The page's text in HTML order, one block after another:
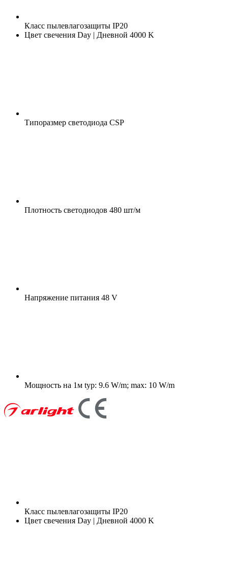
Класс пылевлагозащиты IP20
Цвет свечения Day | Дневной 4000 K
Типоразмер светодиода CSP
Плотность светодиодов 480 шт/м
Напряжение питания 48 V
Мощность на 1м typ: 9.6 W/m; max: 10 W/m
Класс пылевлагозащиты IP20
Цвет свечения Day | Дневной 4000 K